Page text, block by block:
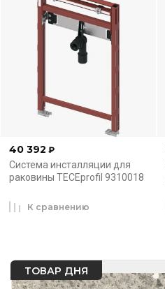
ТОВАР ДНЯ
40 392 ₽
Система инсталляции для
раковины TECEprofil 9310018
К сравнению